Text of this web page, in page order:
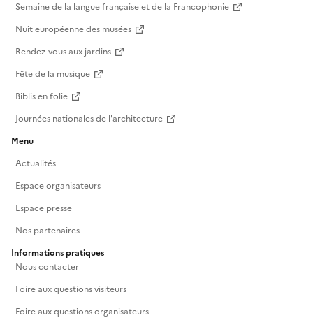
Semaine de la langue française et de la Francophonie
Nuit européenne des musées
Rendez-vous aux jardins
Fête de la musique
Biblis en folie
Journées nationales de l'architecture
Menu
Actualités
Espace organisateurs
Espace presse
Nos partenaires
Informations pratiques
Nous contacter
Foire aux questions visiteurs
Foire aux questions organisateurs